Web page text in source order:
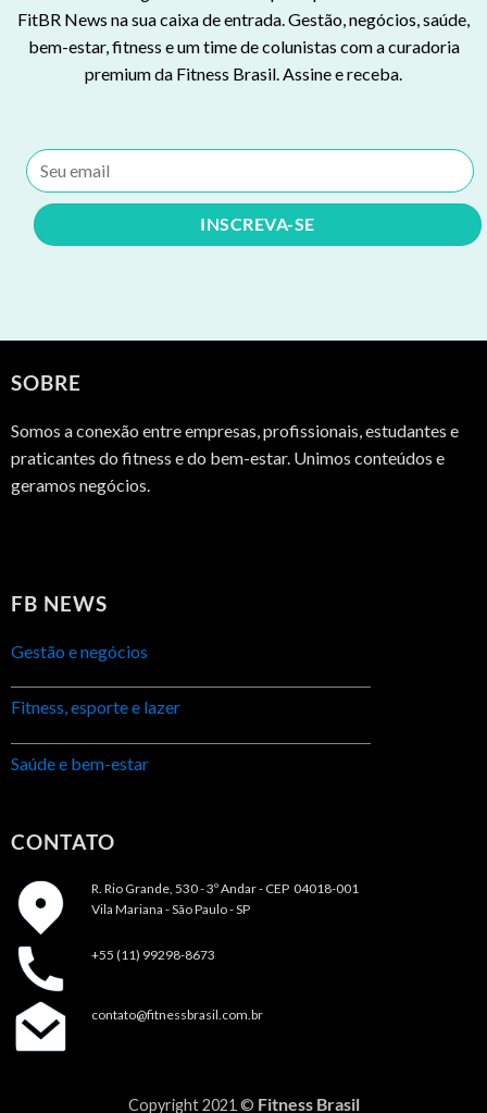
FitBR News na sua caixa de entrada. Gestão, negócios, saúde,
bem-estar, fitness e um time de colunistas com a curadoria
premium da Fitness Brasil. Assine e receba.
SOBRE
Somos a conexão entre empresas, profissionais, estudantes e
praticantes do fitness e do bem-estar. Unimos conteúdos e
geramos negócios.
FB NEWS
Gestão e negócios
Fitness, esporte e lazer
Saúde e bem-estar
CONTATO
R. Rio Grande, 530 - 3º Andar - CEP 04018-001
Vila Mariana - São Paulo - SP
+55 (11) 99298-8673
contato@fitnessbrasil.com.br
Copyright 2021 © Fitness Brasil